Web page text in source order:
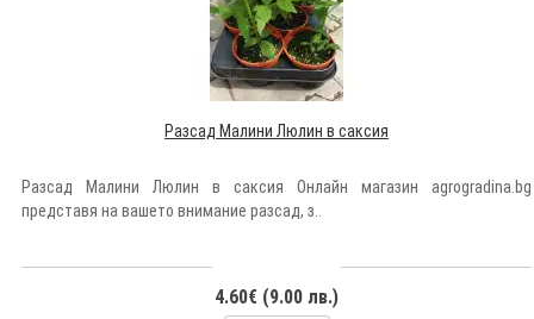
Разсад Малини Люлин в саксия
Разсад Малини Люлин в саксия Онлайн магазин agrogradina.bg
представя на вашето внимание разсад, з..
4.60€ (9.00 лв.)